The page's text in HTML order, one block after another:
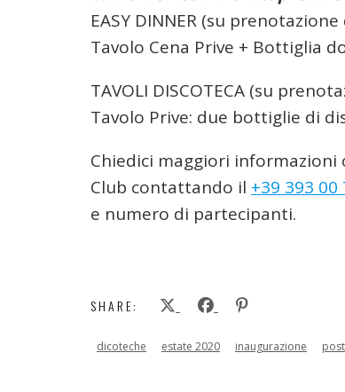
EASY DINNER (su
Tavolo Cena Prive + Bottiglia
TAVOLI DISCOTECA (su
Tavolo Prive: due bottiglie di
Chiedici maggiori
Club contattando il +39 393 00
e numero di partecipanti.
SHARE:
dicoteche estate 2020 inaugurazione